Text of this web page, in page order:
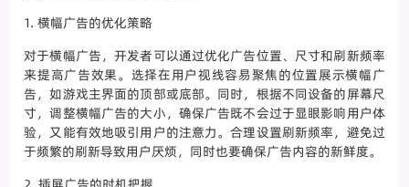
1. 横幅广告的优化策略
对于横幅广告，开发者可以通过优化广告位置、尺寸和刷新频率
来提高广告效果。选择在用户视线容易聚焦的位置展示横幅广
告，如游戏主界面的顶部或底部。同时，根据不同设备的屏幕尺
寸，调整横幅广告的大小，确保广告既不会过于显眼影响用户体
验，又能有效地吸引用户的注意力。合理设置刷新频率，避免过
于频繁的刷新导致用户厌烦，同时也要确保广告内容的新鲜度。